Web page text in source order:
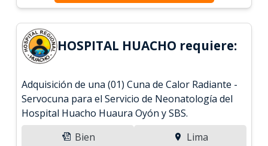
HOSPITAL HUACHO requiere:
Adquisición de una (01) Cuna de Calor Radiante -
Servocuna para el Servicio de Neonatología del
Hospital Huacho Huaura Oyón y SBS.
Bien
Lima